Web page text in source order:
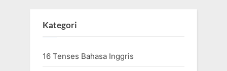
Kategori
16 Tenses Bahasa Inggris